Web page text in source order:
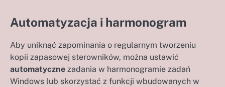
Automatyzacja i harmonogram
Aby uniknąć zapominania o regularnym tworzeniu
kopii zapasowej sterowników, można ustawić
automatyczne zadania w harmonogramie zadań
Windows lub skorzystać z funkcji wbudowanych w